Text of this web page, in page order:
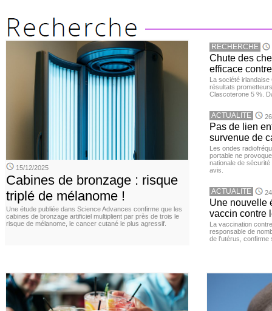
15/12/2025
Cabines de bronzage : risque
triplé de mélanome !
Une étude publiée dans Science Advances confirme que les
cabines de bronzage artificiel multiplient par près de trois le
risque de mélanome, le cancer cutané le plus agressif.
RECHERCHE
Chute des
efficace
La société
résultats
Clascoterone 5 %.
ACTUALITE
Pas de lien
survenue de
Les ondes
portable ne
nationale de
avis.
ACTUALITE
Une nouvelle
vaccin contre
La vaccination
responsable de
de l’utérus,